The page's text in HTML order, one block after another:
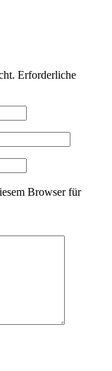
Erforderliche
Browser für